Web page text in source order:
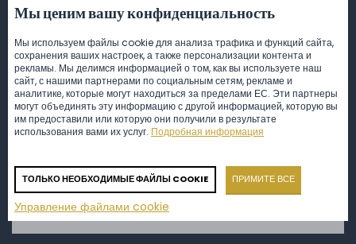
Задайте нам любой вопрос или
сразу закажите кейтеринг.
Мы уделим вам внимание
Ваше имя
Телефон *
Мы ценим вашу конфиденциальность
Мы используем файлы cookie для анализа трафика и функций сайта,
сохранения ваших настроек, а также персонализации контента и
рекламы. Мы делимся информацией о том, как вы используете наш
сайт, с нашими партнерами по социальным сетям, рекламе и
аналитике, которые могут находиться за пределами ЕС. Эти партнеры
могут объединять эту информацию с другой информацией, которую вы
им предоставили или которую они получили в результате
использования вами их услуг. Подробная информация
ТОЛЬКО НЕОБХОДИМЫЕ ФАЙЛЫ COOKIE ПРИМИТЕ ВСЕ
Управление файлами cookie